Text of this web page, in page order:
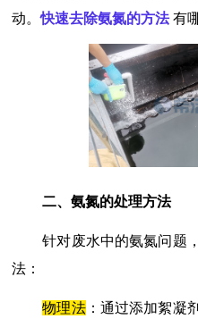
动。快速去除氨氮的方法 有
二、氨氮的处理方法
针对废水中的氨氮问题
法：
物理法：通过添加絮凝